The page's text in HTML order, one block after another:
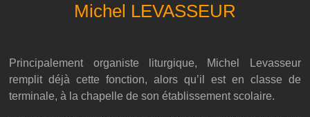
Michel LEVASSEUR
Principalement organiste liturgique, Michel Levasseur
remplit déjà cette fonction, alors qu’il est en classe de
terminale, à la chapelle de son établissement scolaire.